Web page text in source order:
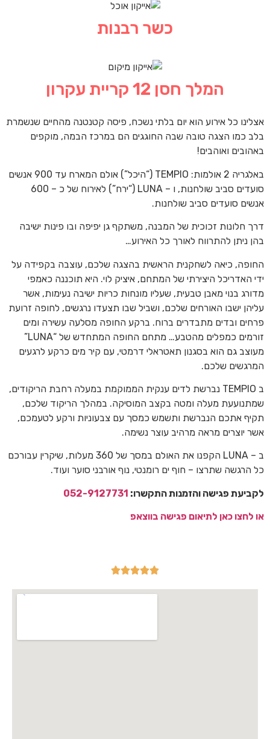
כשר רבנות
המלך חסן 12 קריית עקרון
אצלינו כל אירוע הוא יום בלתי נשכח, פיסה קטנטנה מהחיים שנשמרת
בלב כמו הצגה טובה שבה החוגגים הם במרכז הבמה, מוקפים
באהובים ואוהבים!
באלגריה 2 אולמות: TEMPIO (“היכל”) אולם המארח עד 900 אנשים
סועדים סביב שולחנות, ו – LUNA (“ירח”) לאירוח של כ – 600
אנשים סועדים סביב שולחנות.
דרך חלונות זכוכית של המבנה, משתקף גן יפיפה ובו פינות ישיבה
בהן ניתן להתרווח לאורך כל האירוע…
החופה, כיאה לשחקנית הראשית בהצגה שלכם, עוצבה בקפידה על
ידי האדריכל היצירתי של המתחם, איציק לוי. היא תוכננה כאמפי
מדורג בנוי מאבן טבעית, שעליו מונחות כריות ישיבה נעימות, אשר
עליהן ישבו האורחים שלכם, ושביל שבו תצעדו נרגשים, לחופה זרועת
פרחים ובדים מתבדרים ברוח. ברקע החופה מסלעה עשירה ומים
זורמים כמפלים מהטבע… מתחם החופה המתחדש של “LUNA”
מעוצב גם הוא בסגנון תאטראלי דרמטי, עם קיר מים כרקע לרגעים
המרגשים שלכם.
ב TEMPIO נברשת לדים ענקית הממוקמת במעלה רחבת הריקודים,
שמתנועעת מעלה ומטה בקצב המוסיקה. במהלך הריקוד שלכם,
תקיף אתכם הנברשת ותשמש כמסך עם צבעוניות ורקע לטעמכם,
אשר יוצרים מראה מרהיב עוצר נשימה.
ב – LUNA הקפנו את האולם במסך של 360 מעלות, שיקרין עבורכם
כל הרגשה שתרצו – חוף ים רומנטי, נוף אורבני סוער ועוד.
לקביעת פגישה והזמנות התקשרו: 052-9127731
או לחצו כאן לתיאום פגישה בווצאפ




